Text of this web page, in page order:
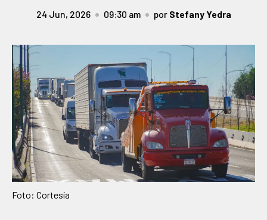
24 Jun, 2026 09:30 am por Stefany Yedra
Foto: Cortesía